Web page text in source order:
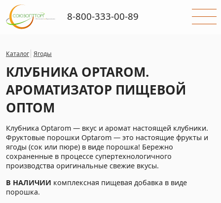
Каталог Ягоды
КЛУБНИКА OPTAROM.
АРОМАТИЗАТОР ПИЩЕВОЙ
ОПТОМ
Клубника Optarom — вкус и аромат настоящей клубники.
Фруктовые порошки Optarom — это настоящие фрукты и
ягоды (сок или пюре) в виде порошка! Бережно
сохраненные в процессе супертехнологичного
производства оригинальные свежие вкусы.
В НАЛИЧИИ комплексная пищевая добавка в виде
порошка.
8-800-333-00-89